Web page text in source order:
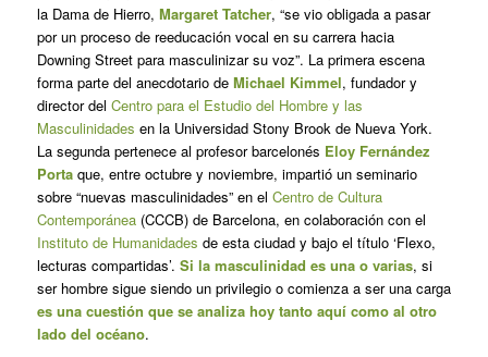
la Dama de Hierro, Margaret Tatcher, “se vio obligada a pasar
por un proceso de reeducación vocal en su carrera hacia
Downing Street para masculinizar su voz”. La primera escena
forma parte del anecdotario de Michael Kimmel, fundador y
director del Centro para el Estudio del Hombre y las
Masculinidades en la Universidad Stony Brook de Nueva York.
La segunda pertenece al profesor barcelonés Eloy Fernández
Portaque, entre octubre y noviembre, impartió un seminario
sobre “nuevas masculinidades” en el Centro de Cultura
Contemporánea(CCCB) de Barcelona, en colaboración con el
Instituto de Humanidades de esta ciudad y bajo el título ‘Flexo,
lecturas compartidas’. Si la masculinidad es una o varias, si
ser hombre sigue siendo un privilegio o comienza a ser una carga
es una cuestión que se analiza hoy tanto aquí como al otro
lado del océano.